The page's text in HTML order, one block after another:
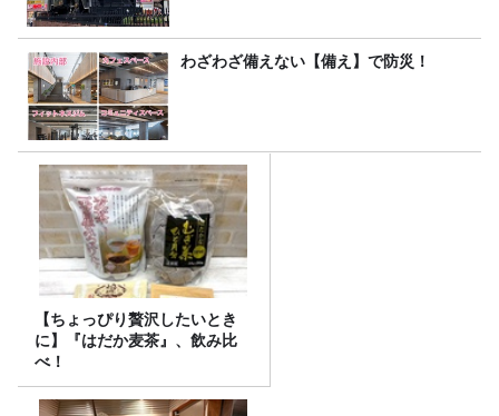
わざわざ備えない【備え】で防災！
【ちょっぴり贅沢したいとき
に】『はだか麦茶』、飲み比
べ！